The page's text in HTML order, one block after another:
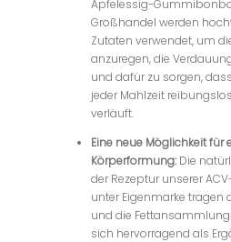
Apfelessig-
Großhandel werden
Zutaten verwendet, um
anzuregen, die
und dafür zu sorgen,
jeder Mahlzeit
verläuft.
Eine neue Möglichkeit für
Körperformung: Die
der Rezeptur unserer
unter Eigenmarke tragen
und die Fettansammlung
sich hervorragend als